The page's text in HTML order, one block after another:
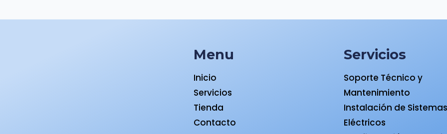
Menu
Inicio
Servicios
Tienda
Contacto
Servicios
Soporte Técnico y
Mantenimiento
Instalación de Sistemas
Eléctricos